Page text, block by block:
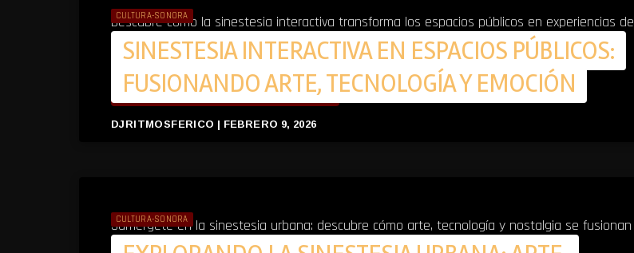
CULTURA-SONORA
SINESTESIA INTERACTIVA EN ESPACIOS PÚBLICOS:
FUSIONANDO ARTE, TECNOLOGÍA Y EMOCIÓN
DJRITMOSFERICO | FEBRERO 9, 2026
Descubre cómo la sinestesia interactiva transforma los espacios públicos en experiencias de
arte, tecnología y emoción que despiertan todos tus sentidos.
LEER MÁSARROW_FORWARD
CULTURA-SONORA
Sumérgete en la sinestesia urbana: descubre cómo arte, tecnología y nostalgia se fusionan